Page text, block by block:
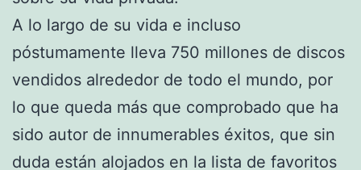
A lo largo de su vida e incluso
póstumamente lleva 750 millones de discos
vendidos alrededor de todo el mundo, por
lo que queda más que comprobado que ha
sido autor de innumerables éxitos, que sin
duda están alojados en la lista de favoritos